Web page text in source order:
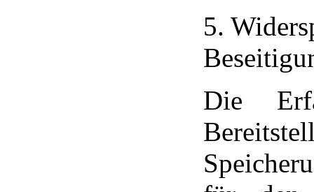
5.
Die